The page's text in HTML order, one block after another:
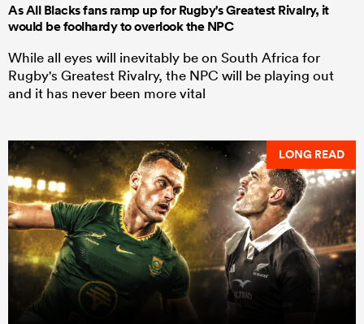
As All Blacks fans ramp up for Rugby's Greatest Rivalry, it
would be foolhardy to overlook the NPC
While all eyes will inevitably be on South Africa for
Rugby's Greatest Rivalry, the NPC will be playing out
and it has never been more vital
LONG READ